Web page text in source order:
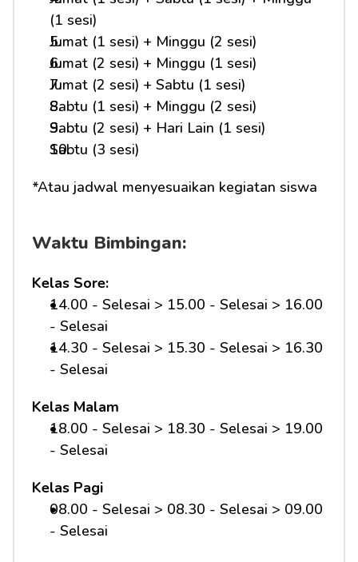
(1 sesi)
Jumat (1 sesi) + Minggu (2 sesi)
Jumat (2 sesi) + Minggu (1 sesi)
Jumat (2 sesi) + Sabtu (1 sesi)
Sabtu (1 sesi) + Minggu (2 sesi)
Sabtu (2 sesi) + Hari Lain (1 sesi)
Sabtu (3 sesi)
*Atau jadwal menyesuaikan kegiatan siswa
Waktu Bimbingan:
Kelas Sore:
14.00 - Selesai > 15.00 - Selesai > 16.00
- Selesai
14.30 - Selesai > 15.30 - Selesai > 16.30
- Selesai
Kelas Malam
18.00 - Selesai > 18.30 - Selesai > 19.00
- Selesai
Kelas Pagi
08.00 - Selesai > 08.30 - Selesai > 09.00
- Selesai